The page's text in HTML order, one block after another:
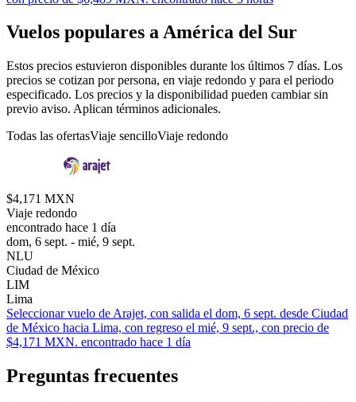
Vuelos populares a América del Sur
Estos precios estuvieron disponibles durante los últimos 7 días. Los
precios se cotizan por persona, en viaje redondo y para el periodo
especificado. Los precios y la disponibilidad pueden cambiar sin
previo aviso. Aplican términos adicionales.
Todas las ofertasViaje sencilloViaje redondo
$4,171 MXN
Viaje redondo
encontrado hace 1 día
dom, 6 sept. - mié, 9 sept.
NLU
Ciudad de México
LIM
Lima
Seleccionar vuelo de Arajet, con salida el dom, 6 sept. desde Ciudad
de México hacia Lima, con regreso el mié, 9 sept., con precio de
$4,171 MXN. encontrado hace 1 día
Preguntas frecuentes